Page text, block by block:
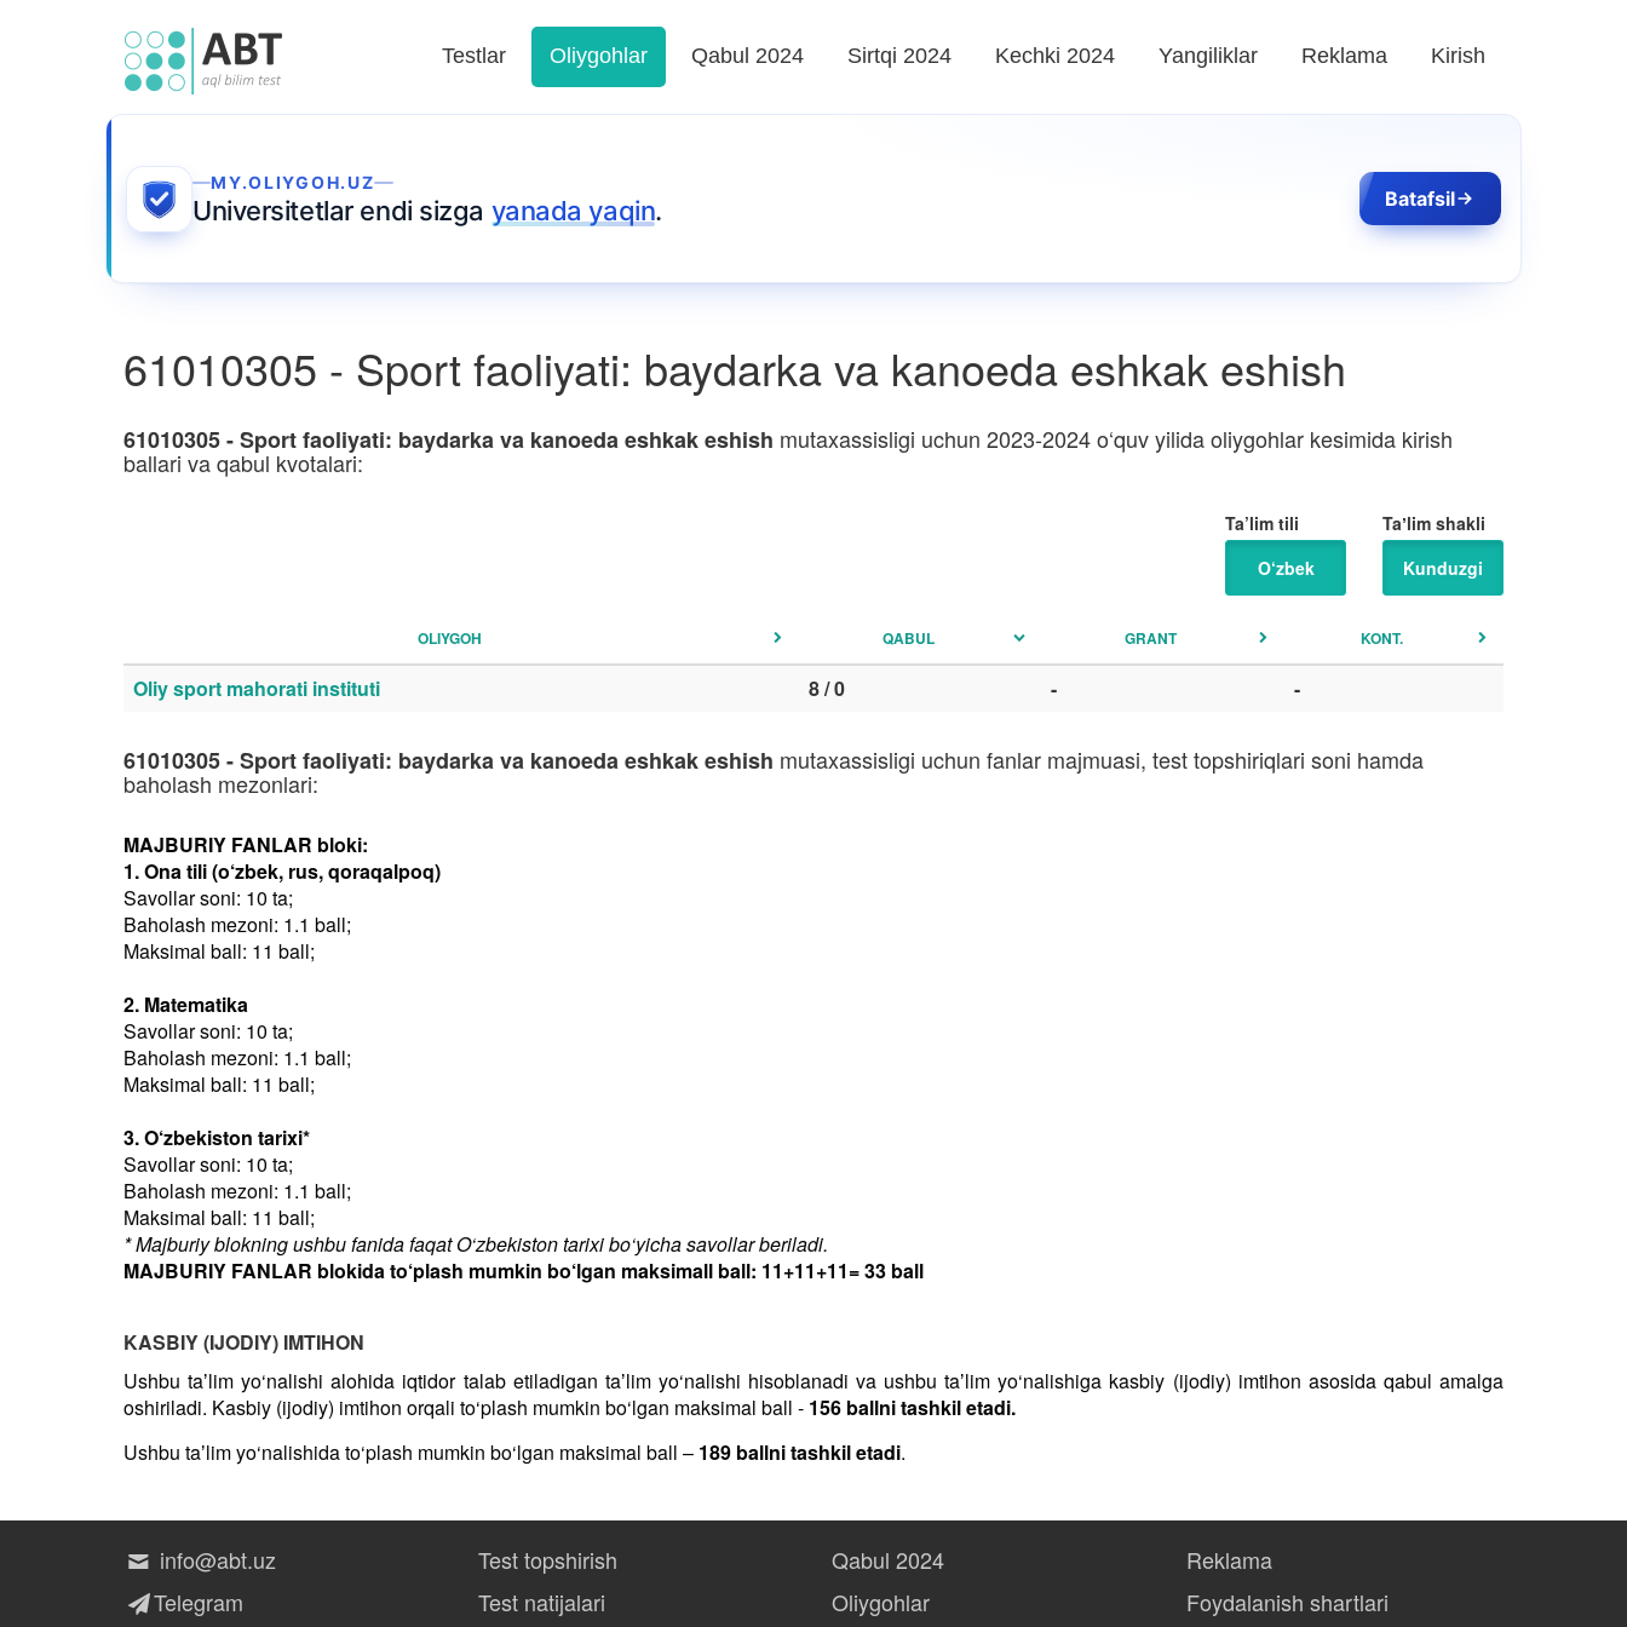
Testlar Oliygohlar Qabul 2024 Sirtqi 2024 Kechki 2024 Yangiliklar Reklama Kirish
MY.OLIYGOH.UZ
Universitetlar endi sizga yanada yaqin. Batafsil
61010305 - Sport faoliyati: baydarka va kanoeda eshkak eshish
61010305 - Sport faoliyati: baydarka va kanoeda eshkak eshish mutaxassisligi uchun 2023-2024 o‘quv yilida oliygohlar kesimida kirish
ballari va qabul kvotalari:
Taʼlim shakli
Kunduzgi
Ta’lim tili
O‘zbek
OLIYGOH QABUL GRANT KONT.
Oliy sport mahorati instituti 8 / 0 - -
61010305 - Sport faoliyati: baydarka va kanoeda eshkak eshish mutaxassisligi uchun fanlar majmuasi, test topshiriqlari soni hamda
baholash mezonlari:
MAJBURIY FANLAR bloki:
1. Ona tili (o‘zbek, rus, qoraqalpoq)
Savollar soni: 10 ta;
Baholash mezoni: 1.1 ball;
Maksimal ball: 11 ball;
2. Matematika
Savollar soni: 10 ta;
Baholash mezoni: 1.1 ball;
Maksimal ball: 11 ball;
3. O‘zbekiston tarixi*
Savollar soni: 10 ta;
Baholash mezoni: 1.1 ball;
Maksimal ball: 11 ball;
* Majburiy blokning ushbu fanida faqat O‘zbekiston tarixi bo‘yicha savollar beriladi.
MAJBURIY FANLAR blokida to‘plash mumkin bo‘lgan maksimall ball: 11+11+11= 33 ball
KASBIY (IJODIY) IMTIHON
Ushbu taʼlim yo‘nalishi alohida iqtidor talab etiladigan taʼlim yo‘nalishi hisoblanadi va ushbu taʼlim yo‘nalishiga kasbiy (ijodiy) imtihon asosida qabul amalga
oshiriladi. Kasbiy (ijodiy) imtihon orqali to‘plash mumkin bo‘lgan maksimal ball - 156 ballni tashkil etadi.
Ushbu taʼlim yo‘nalishida to‘plash mumkin bo‘lgan maksimal ball – 189 ballni tashkil etadi.
info@abt.uz
Telegram
Test topshirish
Test natijalari
Qabul 2024
Oliygohlar
Reklama
Foydalanish shartlari